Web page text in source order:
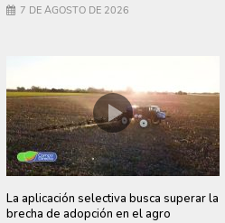
7 DE AGOSTO DE 2026
La aplicación selectiva busca superar la
brecha de adopción en el agro